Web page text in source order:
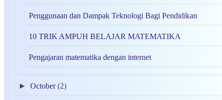
Penggunaan dan Dampak Teknologi Bagi Pendidikan
10 TRIK AMPUH BELAJAR MATEMATIKA
Pengajaran matematika dengan internet
►October(2)